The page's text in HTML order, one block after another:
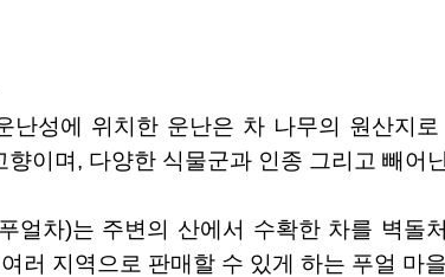
난성에 위치한 운난은 차 나무의 원산지
향이며, 다양한 식물군과 인종 그리고 빼어
얼차)는 주변의 산에서 수확한 차를 벽돌
러 지역으로 판매할 수 있게 하는 푸얼 마